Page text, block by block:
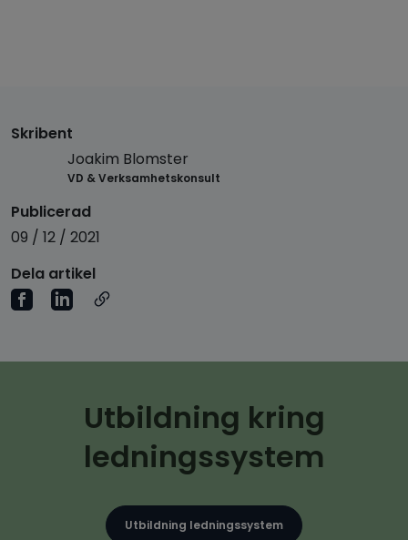
Skribent
Joakim Blomster
VD & Verksamhetskonsult
Publicerad
09 / 12 / 2021
Dela artikel
Utbildning kring
ledningssystem
Utbildning ledningssystem